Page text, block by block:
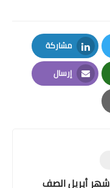
مشاركة
LinkedIn
إرسال
Email
مراجعة لغة انجليزية bit by bit شهر أبريل الصف